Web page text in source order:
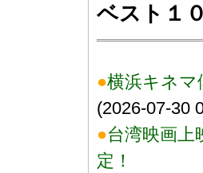
ベスト１
●横浜キネマ
(2026-07-30
●台湾映画
定！